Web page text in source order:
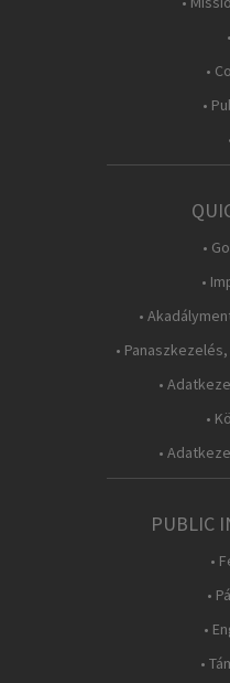
•
•
•
•
•
•
•
•
•
PUBLIC
•
•
•
•